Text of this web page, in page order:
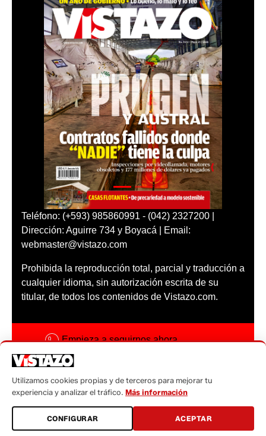
Teléfono: (+593) 985860991 - (042) 2327200 |
Dirección: Aguirre 734 y Boyacá | Email:
webmaster@vistazo.com
Prohibida la reproducción total, parcial y traducción a
cualquier idioma, sin autorización escrita de su
titular, de todos los contenidos de Vistazo.com.
Empieza a seguirnos ahora
Código ética
Sugerencias a:
sugerencias@vistazo.com
Utilizamos cookies propias y de terceros para mejorar tu
experiencia y analizar el tráfico. Más información
CONFIGURAR ACEPTAR